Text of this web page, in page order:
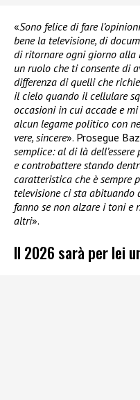
«Sono felice di fare
bene la televisione, di
di ritornare ogni giorno alla
un ruolo che ti consente di
differenza di quelli che
il cielo quando il cellulare
occasioni in cui accade e
alcun legame politico con
vere, sincere». Prosegue
semplice: al di là
e controbattere stando
caratteristica che è sempre
televisione ci sta abituando
fanno se non alzare i toni e
altri».
Il 2026 sarà per lei